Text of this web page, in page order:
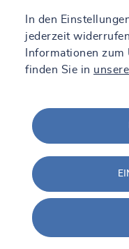
In den
jederzeit
Informationen
finden Sie in